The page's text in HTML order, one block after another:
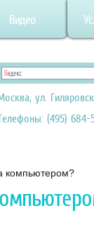
Видео
ул.
(495) 684-
компьютером?